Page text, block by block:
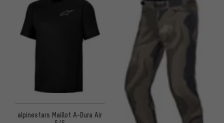
alpinestars Maillot A-Dura Air